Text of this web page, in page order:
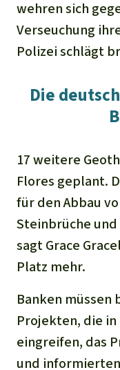
wehren sich
Verseuchung
Polizei schlägt
Die
17 weitere
Flores geplant.
für den Abbau
Steinbrüche
sagt Grace
Platz mehr.
Banken müssen
Projekten, die
eingreifen, das
und